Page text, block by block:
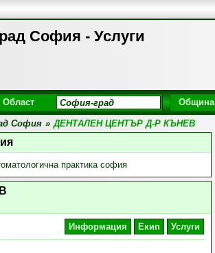
София - Услуги
Област Община
София » ДЕНТАЛЕН ЦЕНТЪР Д-Р КЪНЕВ
практика софия
Информация Екип Услуги